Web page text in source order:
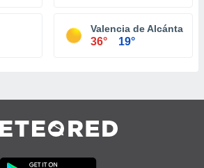
Valencia de Alcántara
36° 19°